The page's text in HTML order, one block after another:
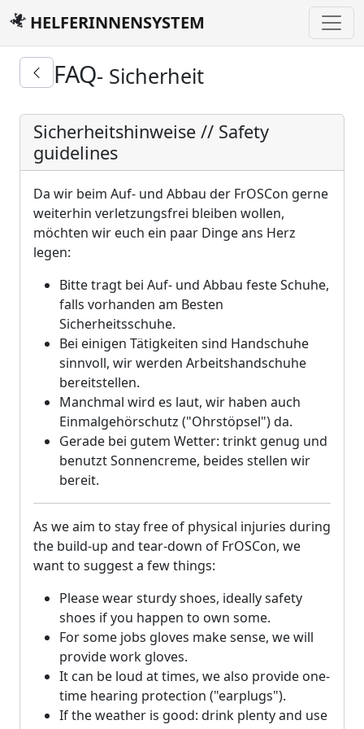
HELFERINNENSYSTEM
FAQ- Sicherheit
Sicherheitshinweise // Safety
guidelines
Da wir beim Auf- und Abbau der FrOSCon gerne
weiterhin verletzungsfrei bleiben wollen,
möchten wir euch ein paar Dinge ans Herz
legen:
Bitte tragt bei Auf- und Abbau feste Schuhe,
falls vorhanden am Besten
Sicherheitsschuhe.
Bei einigen Tätigkeiten sind Handschuhe
sinnvoll, wir werden Arbeitshandschuhe
bereitstellen.
Manchmal wird es laut, wir haben auch
Einmalgehörschutz ("Ohrstöpsel") da.
Gerade bei gutem Wetter: trinkt genug und
benutzt Sonnencreme, beides stellen wir
bereit.
As we aim to stay free of physical injuries during
the build-up and tear-down of FrOSCon, we
want to suggest a few things:
Please wear sturdy shoes, ideally safety
shoes if you happen to own some.
For some jobs gloves make sense, we will
provide work gloves.
It can be loud at times, we also provide one-
time hearing protection ("earplugs").
If the weather is good: drink plenty and use